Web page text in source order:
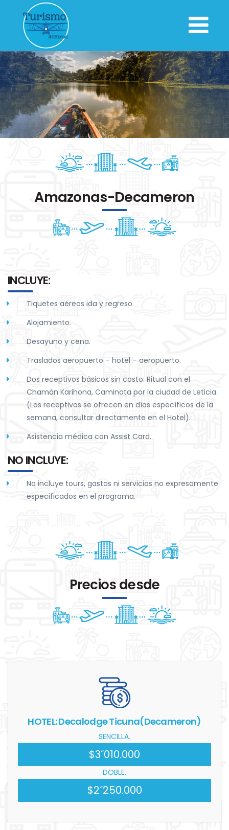
Amazonas-Decameron
INCLUYE:
Tiquetes aéreos ida y regreso.
Alojamiento.
Desayuno y cena.
Traslados aeropuerto – hotel – aeropuerto.
Dos receptivos básicos sin costo: Ritual con el
Chamán Karihona, Caminata por la ciudad de Leticia.
(Los receptivos se ofrecen en días específicos de la
semana, consultar directamente en el Hotel).
Asistencia médica con Assist Card.
NO INCLUYE:
No incluye tours, gastos ni servicios no expresamente
especificados en el programa.
Precios desde
HOTEL: Decalodge Ticuna(Decameron)
SENCILLA.
$3´010.000
DOBLE.
$2´250.000